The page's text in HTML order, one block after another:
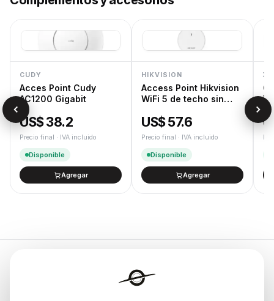
CUDY
Acces Point Cudy
AC1200 Gigabit
US$ 38.2
Precio final · IVA incluido
Disponible
Agregar
HIKVISION
Access Point Hikvision
WiFi 5 de techo sin
US$ 57.6
Precio final · IVA incluido
Disponible
Agregar
Endurances